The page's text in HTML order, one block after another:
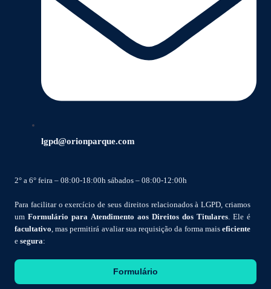
lgpd@orionparque.com
2° a 6° feira – 08:00-18:00h sábados – 08:00-12:00h
Para facilitar o exercício de seus direitos relacionados à LGPD, criamos
um Formulário para Atendimento aos Direitos dos Titulares. Ele é
facultativo, mas permitirá avaliar sua requisição da forma mais eficiente
e segura:
Formulário